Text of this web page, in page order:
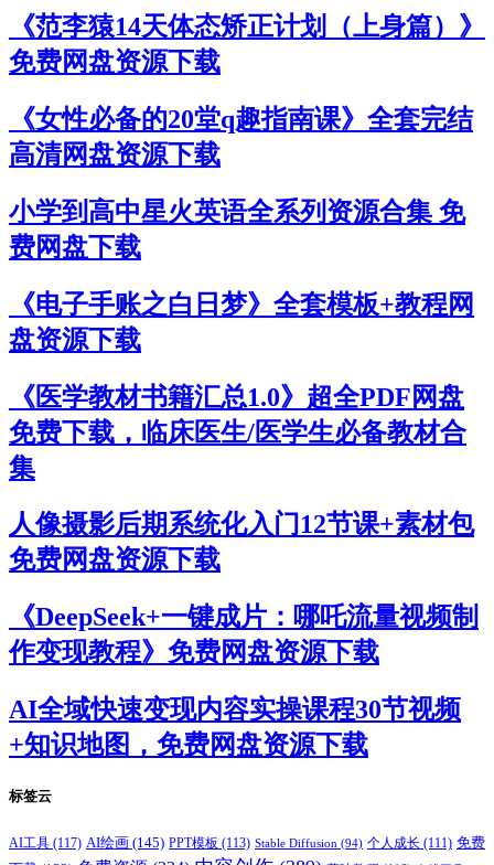
《范李猿14天体态矫正计划（上身篇）》
免费网盘资源下载
《女性必备的20堂q趣指南课》全套完结
高清网盘资源下载
小学到高中星火英语全系列资源合集 免
费网盘下载
《电子手账之白日梦》全套模板+教程网
盘资源下载
《医学教材书籍汇总1.0》超全PDF网盘
免费下载，临床医生/医学生必备教材合
集
人像摄影后期系统化入门12节课+素材包
免费网盘资源下载
《DeepSeek+一键成片：哪吒流量视频制
作变现教程》免费网盘资源下载
AI全域快速变现内容实操课程30节视频
+知识地图，免费网盘资源下载
标签云
AI工具 (117) AI绘画 (145) PPT模板 (113) Stable Diffusion (94) 个人成长 (111) 免费